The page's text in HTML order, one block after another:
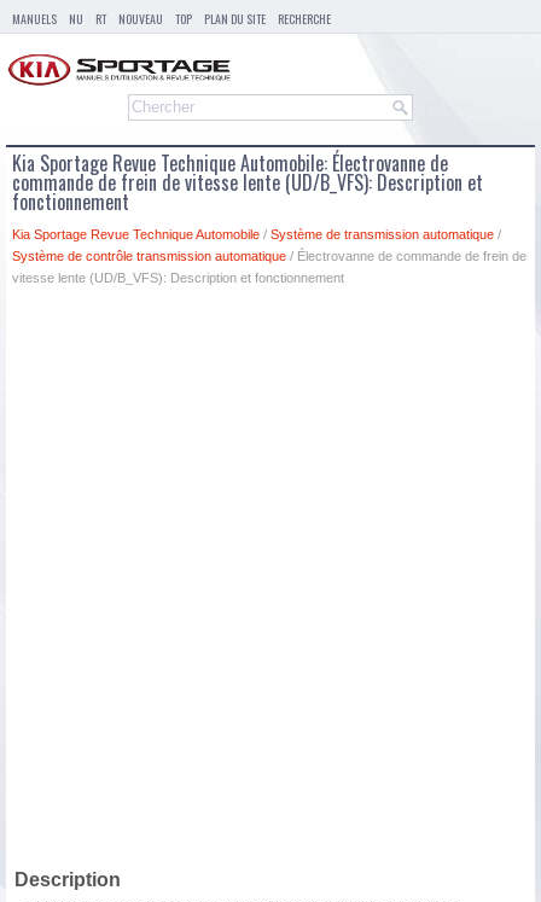
MANUELS NU RT NOUVEAU TOP PLAN DU SITE RECHERCHE
Kia Sportage Revue Technique Automobile: Électrovanne de
commande de frein de vitesse lente (UD/B_VFS): Description et
fonctionnement
Kia Sportage Revue Technique Automobile / Système de transmission automatique /
Système de contrôle transmission automatique / Électrovanne de commande de frein de
vitesse lente (UD/B_VFS): Description et fonctionnement
Description